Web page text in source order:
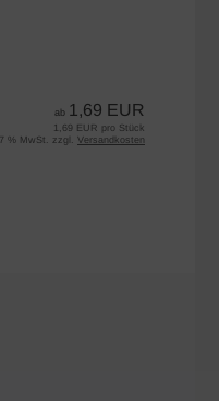
ab 1,69 EUR
1,69 EUR pro Stück
% MwSt. zzgl. Versandkosten